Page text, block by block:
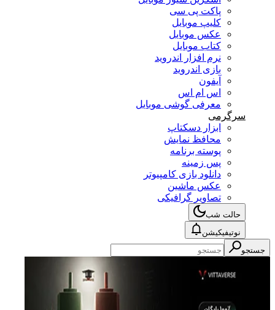
پاکت پی سی
کلیپ موبایل
عکس موبایل
کتاب موبایل
نرم افزار اندروید
بازی اندروید
آیفون
اس ام اس
معرفی گوشی موبایل
سرگرمی
ابزار دسکتاپ
محافظ نمایش
پوسته برنامه
پس زمینه
دانلود بازی کامپیوتر
عکس ماشین
تصاویر گرافیکی
حالت شب
نوتیفیکیشن
جستجو